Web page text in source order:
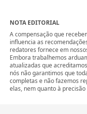
NOTA EDITORIAL
A compensação que
influencia as
redatores fornece em
Embora trabalhemos
atualizadas que
nós não garantimos que
completas e não fazemos
elas, nem quanto à